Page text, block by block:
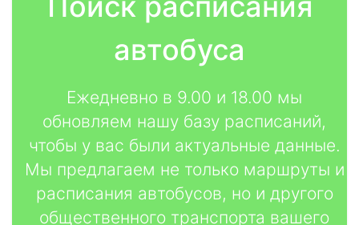
автобуса
Ежедневно в 9.00 и 18.00 мы
обновляем нашу базу расписаний,
чтобы у вас были актуальные данные.
Мы предлагаем не только маршруты и
расписания автобусов, но и другого
общественного транспорта вашего